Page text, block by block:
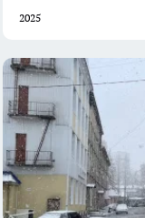
2025